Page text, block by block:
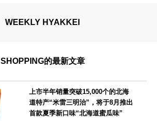
WEEKLY HYAKKEI
SHOPPING的最新文章
上市半年销量突破15,000个的北海
道特产“米雷三明治”，将于8月推出
首款夏季新口味“北海道蜜瓜味”